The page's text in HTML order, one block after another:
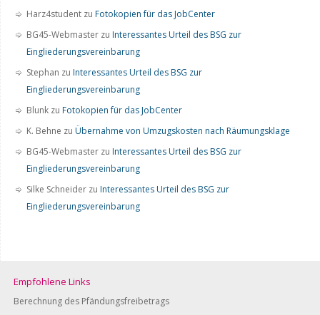
Harz4student zu Fotokopien für das JobCenter
BG45-Webmaster zu Interessantes Urteil des BSG zur
Eingliederungsvereinbarung
Stephan zu Interessantes Urteil des BSG zur
Eingliederungsvereinbarung
Blunk zu Fotokopien für das JobCenter
K. Behne zu Übernahme von Umzugskosten nach Räumungsklage
BG45-Webmaster zu Interessantes Urteil des BSG zur
Eingliederungsvereinbarung
Silke Schneider zu Interessantes Urteil des BSG zur
Eingliederungsvereinbarung
Empfohlene Links
Berechnung des Pfändungsfreibetrags